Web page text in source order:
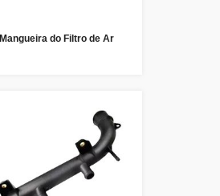
Mangueira do Filtro de Ar